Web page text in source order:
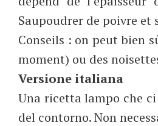
Saupoudrer de poivre et
Conseils : on peut bien
moment) ou des
Versione italiana
Una ricetta lampo che
del contorno. Non